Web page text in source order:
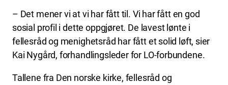
– Det mener vi at vi har fått til. Vi har fått en god
sosial profil i dette oppgjøret. De lavest lønte i
fellesråd og menighetsråd har fått et solid løft, sier
Kai Nygård, forhandlingsleder for LO-forbundene.
Tallene fra Den norske kirke, fellesråd og